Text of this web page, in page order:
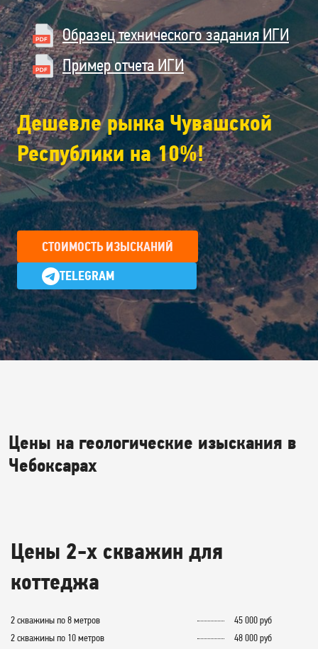
Образец технического задания ИГИ
Пример отчета ИГИ
Дешевле рынка Чувашской
Республики на 10%!
СТОИМОСТЬ ИЗЫСКАНИЙ
TELEGRAM
Цены на геологические изыскания в
Чебоксарах
Цены 2-х скважин для
коттеджа
2 скважины по 8 метров
45 000 руб
2 скважины по 10 метров
48 000 руб